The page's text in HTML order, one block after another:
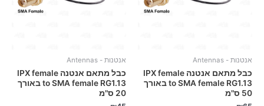
אנטנות - Antennas
כבל מתאם אנטנה IPX female
to SMA female RG1.13 באורך
50 ס"מ
אנטנות - Antennas
כבל מתאם אנטנה IPX female
to SMA female RG1.13 באורך
20 ס"מ